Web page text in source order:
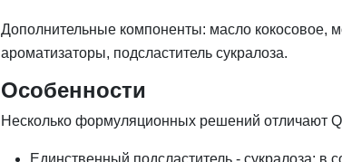
Дополнительные компоненты: масло кокосовое,
ароматизаторы, подсластитель сукралоза.
Особенности
Несколько формуляционных решений отличают